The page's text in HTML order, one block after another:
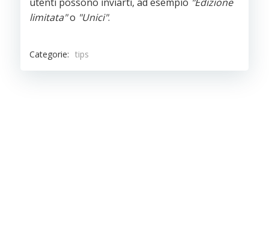
limitata"o "Unici".
Categorie: tips